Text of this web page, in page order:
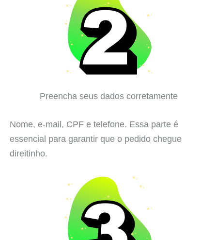
Preencha seus dados corretamente
Nome, e-mail, CPF e telefone. Essa parte é
essencial para garantir que o pedido chegue
direitinho.